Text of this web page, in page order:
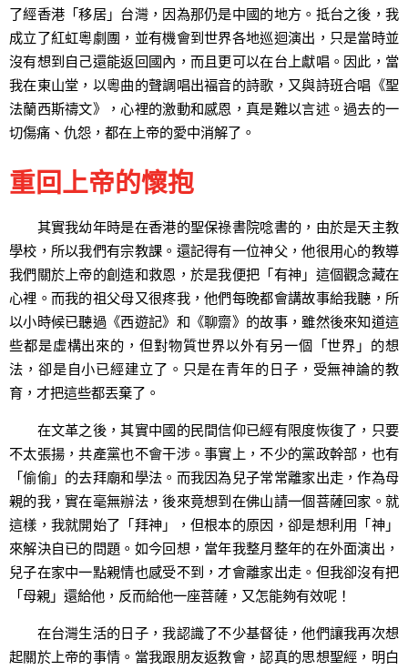
了經香港「移居」台灣，因為那仍是中國的地方。抵台之後，我
成立了紅虹粵劇團，並有機會到世界各地巡迴演出，只是當時並
沒有想到自己還能返回國內，而且更可以在台上獻唱。因此，當
我在東山堂，以粵曲的聲調唱出褔音的詩歌，又與詩班合唱《聖
法蘭西斯禱文》，心裡的激動和感恩，真是難以言述。過去的一
切傷痛、仇怨，都在上帝的愛中消解了。
重回上帝的懷抱
其實我幼年時是在香港的聖保祿書院唸書的，由於是天主教
學校，所以我們有宗教課。還記得有一位神父，他很用心的教導
我們關於上帝的創造和救恩，於是我便把「有神」這個觀念藏在
心裡。而我的祖父母又很疼我，他們每晚都會講故事給我聽，所
以小時候已聽過《西遊記》和《聊齋》的故事，雖然後來知道這
些都是虛構出來的，但對物質世界以外有另一個「世界」的想
法，卻是自小已經建立了。只是在青年的日子，受無神論的教
育，才把這些都丟棄了。
在文革之後，其實中國的民間信仰已經有限度恢復了，只要
不太張揚，共產黨也不會干涉。事實上，不少的黨政幹部，也有
「偷偷」的去拜廟和學法。而我因為兒子常常離家出走，作為母
親的我，實在毫無辦法，後來竟想到在佛山請一個菩薩回家。就
這樣，我就開始了「拜神」，但根本的原因，卻是想利用「神」
來解決自已的問題。如今回想，當年我整月整年的在外面演出，
兒子在家中一點親情也感受不到，才會離家出走。但我卻沒有把
「母親」還給他，反而給他一座菩薩，又怎能夠有效呢！
在台灣生活的日子，我認識了不少基督徒，他們讓我再次想
起關於上帝的事情。當我跟朋友返教會，認真的思想聖經，明白